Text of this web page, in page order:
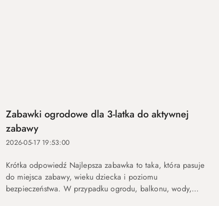
Zabawki ogrodowe dla 3-latka do aktywnej
zabawy
2026-05-17 19:53:00
Krótka odpowiedź Najlepsza zabawka to taka, która pasuje
do miejsca zabawy, wieku dziecka i poziomu
bezpieczeństwa. W przypadku ogrodu, balkonu, wody,